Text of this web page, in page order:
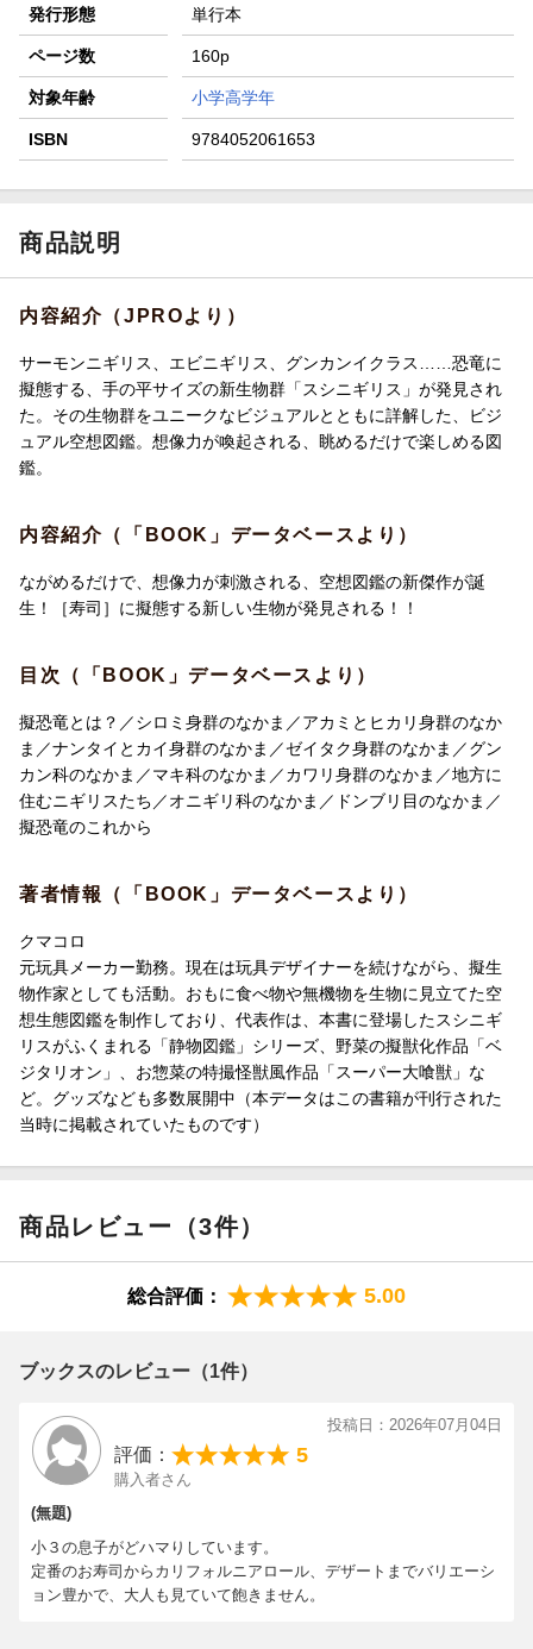
発行形態 単行本
ページ数 160p
対象年齢 小学高学年
ISBN 9784052061653
商品説明
内容紹介（JPROより）
サーモンニギリス、エビニギリス、グンカンイクラス……恐竜に
擬態する、手の平サイズの新生物群「スシニギリス」が発見され
た。その生物群をユニークなビジュアルとともに詳解した、ビジ
ュアル空想図鑑。想像力が喚起される、眺めるだけで楽しめる図
鑑。
内容紹介（「BOOK」データベースより）
ながめるだけで、想像力が刺激される、空想図鑑の新傑作が誕
生！［寿司］に擬態する新しい生物が発見される！！
目次（「BOOK」データベースより）
擬恐竜とは？／シロミ身群のなかま／アカミとヒカリ身群のなか
ま／ナンタイとカイ身群のなかま／ゼイタク身群のなかま／グン
カン科のなかま／マキ科のなかま／カワリ身群のなかま／地方に
住むニギリスたち／オニギリ科のなかま／ドンブリ目のなかま／
擬恐竜のこれから
著者情報（「BOOK」データベースより）
クマコロ
元玩具メーカー勤務。現在は玩具デザイナーを続けながら、擬生
物作家としても活動。おもに食べ物や無機物を生物に見立てた空
想生態図鑑を制作しており、代表作は、本書に登場したスシニギ
リスがふくまれる「静物図鑑」シリーズ、野菜の擬獣化作品「ベ
ジタリオン」、お惣菜の特撮怪獣風作品「スーパー大喰獣」な
ど。グッズなども多数展開中（本データはこの書籍が刊行された
当時に掲載されていたものです）
商品レビュー（3件）
総合評価： 5.00
ブックスのレビュー（1件）
投稿日：2026年07月04日
評価： 5
購入者さん
(無題)
小３の息子がどハマりしています。
定番のお寿司からカリフォルニアロール、デザートまでバリエーシ
ョン豊かで、大人も見ていて飽きません。